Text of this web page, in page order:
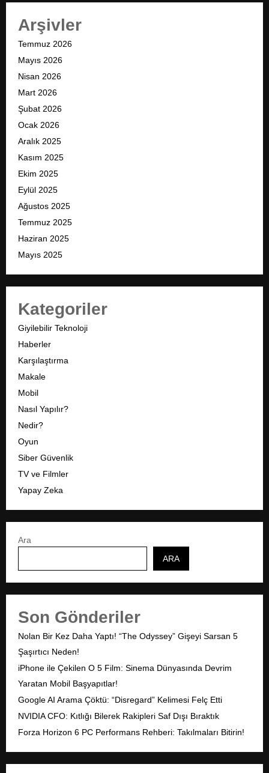
Arşivler
Temmuz 2026
Mayıs 2026
Nisan 2026
Mart 2026
Şubat 2026
Ocak 2026
Aralık 2025
Kasım 2025
Ekim 2025
Eylül 2025
Ağustos 2025
Temmuz 2025
Haziran 2025
Mayıs 2025
Kategoriler
Giyilebilir Teknoloji
Haberler
Karşılaştırma
Makale
Mobil
Nasıl Yapılır?
Nedir?
Oyun
Siber Güvenlik
TV ve Filmler
Yapay Zeka
Ara
ARA
Son Gönderiler
Nolan Bir Kez Daha Yaptı! “The Odyssey” Gişeyi Sarsan 5
Şaşırtıcı Neden!
iPhone ile Çekilen O 5 Film: Sinema Dünyasında Devrim
Yaratan Mobil Başyapıtlar!
Google AI Arama Çöktü: “Disregard” Kelimesi Felç Etti
NVIDIA CFO: Kıtlığı Bilerek Rakipleri Saf Dışı Bıraktık
Forza Horizon 6 PC Performans Rehberi: Takılmaları Bitirin!